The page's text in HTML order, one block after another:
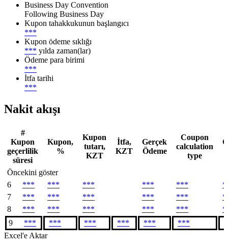
Business Day Convention
Following Business Day
Kupon tahakkukunun başlangıcı
***
Kupon ödeme sıklığı
*** yılda zaman(lar)
Ödeme para birimi
***
İtfa tarihi
***
Nakit akışı
#
Kupon
geçerlilik
süresi
Kupon,
%
Kupon
tutarı,
KZT
İtfa,
KZT
Gerçek
Ödeme
Coupon
calculation
type
Öncekini göster
6
*** *** *** *** ***
7
*** *** *** *** ***
8
*** *** *** *** ***
9
*** *** *** *** *** ***
Excel'e Aktar